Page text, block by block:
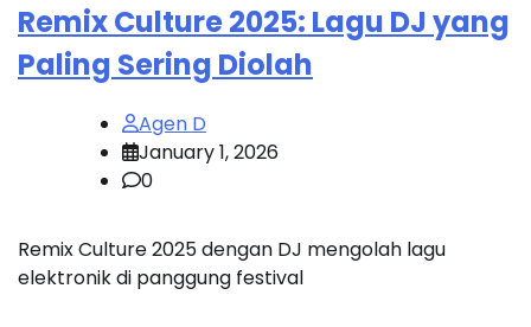
Remix Culture 2025: Lagu DJ yang
Paling Sering Diolah
Agen D
January 1, 2026
0
Remix Culture 2025 dengan DJ mengolah lagu
elektronik di panggung festival